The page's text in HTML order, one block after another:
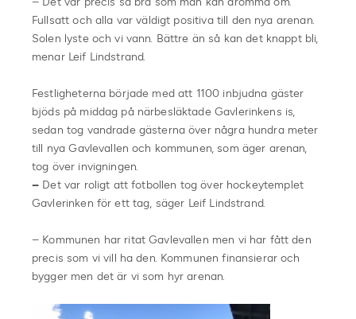
Fullsatt och alla var väldigt positiva till den nya arenan.
Solen lyste och vi vann. Bättre än så kan det knappt bli,
menar Leif Lindstrand.
Festligheterna började med att 1100 inbjudna gäster
bjöds på middag på närbesläktade Gavlerinkens is,
sedan tog vandrade gästerna över några hundra meter
till nya Gavlevallen och kommunen, som äger arenan,
tog över invigningen.
– Det var roligt att fotbollen tog över hockeytemplet
Gavlerinken för ett tag, säger Leif Lindstrand.
– Kommunen har ritat Gavlevallen men vi har fått den
precis som vi vill ha den. Kommunen finansierar och
bygger men det är vi som hyr arenan.